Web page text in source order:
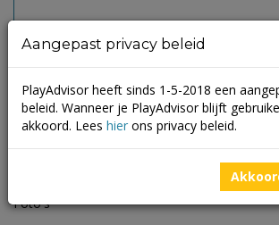
Foto's
Aangepast privacy beleid
PlayAdvisor heeft sinds 1-5-2018 een
beleid. Wanneer je PlayAdvisor blijft
akkoord. Lees hier ons privacy beleid.